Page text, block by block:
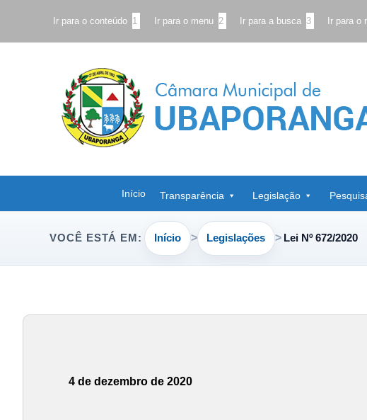
Ir para o conteúdo 1 Ir para o menu 2 Ir para a busca 3 Ir para o
Início Transparência Legislação
VOCÊ ESTÁ EM: Início Legislações Lei Nº 672/2020
4 de dezembro de 2020